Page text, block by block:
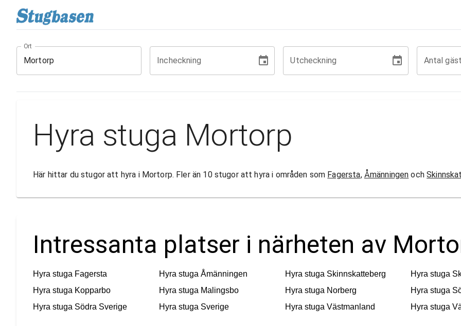
Ort
Incheckning Utcheckning Antal
Hyra stuga Mortorp
Här hittar du stugor att hyra i Mortorp. Fler än 10 stugor att hyra i områden som Fagersta, Åmänningen och
Intressanta platser i närheten av
Hyra stuga Fagersta Hyra stuga Åmänningen Hyra stuga Skinnskatteberg Hyra stuga
Hyra stuga Kopparbo Hyra stuga Malingsbo Hyra stuga Norberg Hyra stuga
Hyra stuga Södra Sverige Hyra stuga Sverige Hyra stuga Västmanland Hyra stuga